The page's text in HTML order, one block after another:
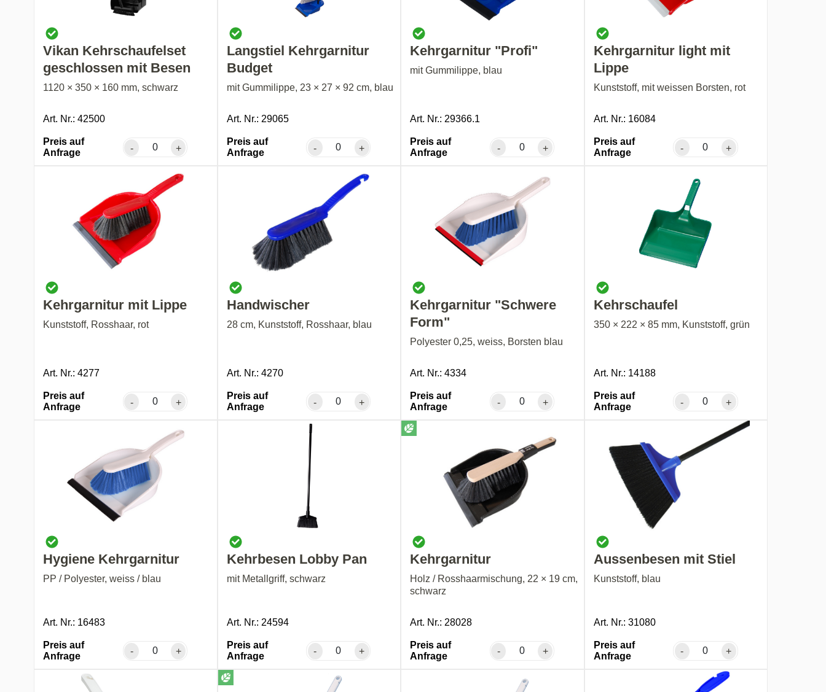
Vikan Kehrschaufelset
geschlossen mit Besen
1120 × 350 × 160 mm, schwarz
Art. Nr.: 42500
Preis auf
Anfrage
- +
Langstiel Kehrgarnitur
Budget
mit Gummilippe, 23 × 27 × 92 cm, blau
Art. Nr.: 29065
Preis auf
Anfrage
- +
Kehrgarnitur "Profi"
mit Gummilippe, blau
Art. Nr.: 29366.1
Preis auf
Anfrage
- +
Kehrgarnitur light mit
Lippe
Kunststoff, mit weissen Borsten, rot
Art. Nr.: 16084
Preis auf
Anfrage
- +
Kehrgarnitur mit Lippe
Kunststoff, Rosshaar, rot
Art. Nr.: 4277
Preis auf
Anfrage
- +
Handwischer
28 cm, Kunststoff, Rosshaar, blau
Art. Nr.: 4270
Preis auf
Anfrage
- +
Kehrgarnitur "Schwere
Form"
Polyester 0,25, weiss, Borsten blau
Art. Nr.: 4334
Preis auf
Anfrage
- +
Kehrschaufel
350 × 222 × 85 mm, Kunststoff, grün
Art. Nr.: 14188
Preis auf
Anfrage
- +
Hygiene Kehrgarnitur
PP / Polyester, weiss / blau
Art. Nr.: 16483
Preis auf
Anfrage
- +
Kehrbesen Lobby Pan
mit Metallgriff, schwarz
Art. Nr.: 24594
Preis auf
Anfrage
- +
Kehrgarnitur
Holz / Rosshaarmischung, 22 × 19 cm,
schwarz
Art. Nr.: 28028
Preis auf
Anfrage
- +
Aussenbesen mit Stiel
Kunststoff, blau
Art. Nr.: 31080
Preis auf
Anfrage
- +